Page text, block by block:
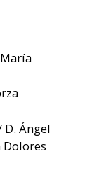
D. Ángel
Dolores